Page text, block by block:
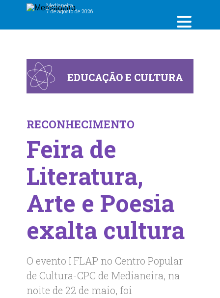
Medianeira,
7 de agosto de 2026
EDUCAÇÃO E CULTURA
RECONHECIMENTO
Feira de
Literatura,
Arte e Poesia
exalta cultura
O evento I FLAP no Centro Popular
de Cultura-CPC de Medianeira, na
noite de 22 de maio, foi